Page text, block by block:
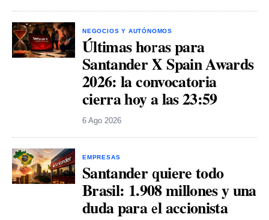
NEGOCIOS Y AUTÓNOMOS
Últimas horas para
Santander X Spain Awards
2026: la convocatoria
cierra hoy a las 23:59
6 Ago 2026
EMPRESAS
Santander quiere todo
Brasil: 1.908 millones y una
duda para el accionista